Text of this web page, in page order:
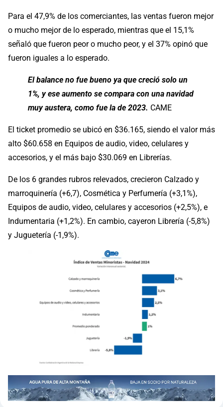
Para el 47,9% de los comerciantes, las ventas fueron mejor
o mucho mejor de lo esperado, mientras que el 15,1%
señaló que fueron peor o mucho peor, y el 37% opinó que
fueron iguales a lo esperado.
El balance no fue bueno ya que creció solo un
1%, y ese aumento se compara con una navidad
muy austera, como fue la de 2023. CAME
El ticket promedio se ubicó en $36.165, siendo el valor más
alto $60.658 en Equipos de audio, video, celulares y
accesorios, y el más bajo $30.069 en Librerías.
De los 6 grandes rubros relevados, crecieron Calzado y
marroquinería (+6,7), Cosmética y Perfumería (+3,1%),
Equipos de audio, video, celulares y accesorios (+2,5%), e
Indumentaria (+1,2%). En cambio, cayeron Librería (-5,8%)
y Juguetería (-1,9%).